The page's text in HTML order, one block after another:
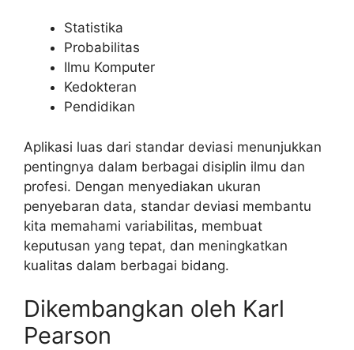
Statistika
Probabilitas
Ilmu Komputer
Kedokteran
Pendidikan
Aplikasi luas dari standar deviasi menunjukkan
pentingnya dalam berbagai disiplin ilmu dan
profesi. Dengan menyediakan ukuran
penyebaran data, standar deviasi membantu
kita memahami variabilitas, membuat
keputusan yang tepat, dan meningkatkan
kualitas dalam berbagai bidang.
Dikembangkan oleh Karl
Pearson